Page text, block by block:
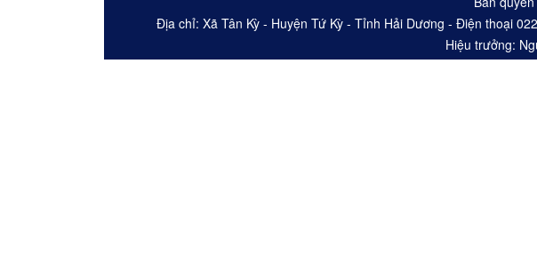
Địa chỉ: Xã Tân Kỳ - Huyện Tứ Kỳ - Tỉnh Hải Dương - Điện thoại
Hiệu trưởng: